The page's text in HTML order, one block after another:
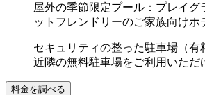
屋外の季節限定プール：プレイグ
ットフレンドリーのご家族向けホ
セキュリティの整った駐車場（有
近隣の無料駐車場をご利用いただ
料金を調べる